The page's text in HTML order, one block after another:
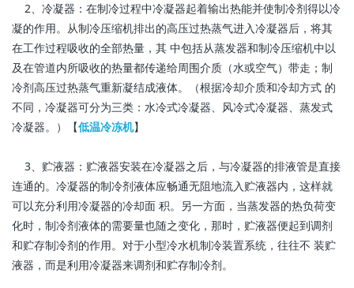
2、冷凝器：在制冷过程中冷凝器起着输出热能并使制冷剂得以冷
凝的作用。从制冷压缩机排出的高压过热蒸气进入冷凝器后，将其
在工作过程吸收的全部热量，其 中包括从蒸发器和制冷压缩机中以
及在管道内所吸收的热量都传递给周围介质（水或空气）带走；制
冷剂高压过热蒸气重新凝结成液体。（根据冷却介质和冷却方式 的
不同，冷凝器可分为三类：水冷式冷凝器、风冷式冷凝器、蒸发式
冷凝器。）【低温冷冻机】
3、贮液器：贮液器安装在冷凝器之后，与冷凝器的排液管是直接
连通的。冷凝器的制冷剂液体应畅通无阻地流入贮液器内，这样就
可以充分利用冷凝器的冷却面 积。另一方面，当蒸发器的热负荷变
化时，制冷剂液体的需要量也随之变化，那时，贮液器便起到调剂
和贮存制冷剂的作用。对于小型冷水机制冷装置系统，往往不 装贮
液器，而是利用冷凝器来调剂和贮存制冷剂。